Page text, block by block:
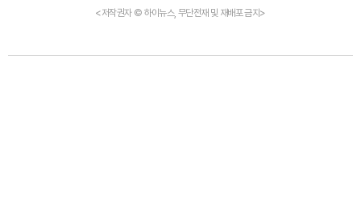
<저작권자 © 하이뉴스, 무단전재 및 재배포 금지>